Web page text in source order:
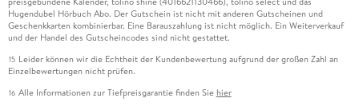
Hugendubel Hörbuch Abo. Der Gutschein ist nicht mit anderen Gutscheinen und
Geschenkkarten kombinierbar. Eine Barauszahlung ist nicht möglich. Ein Weiterverkauf
und der Handel des Gutscheincodes sind nicht gestattet.
15 Leider können wir die Echtheit der Kundenbewertung aufgrund der großen Zahl an
Einzelbewertungen nicht prüfen.
16 Alle Informationen zur Tiefpreisgarantie finden Sie hier